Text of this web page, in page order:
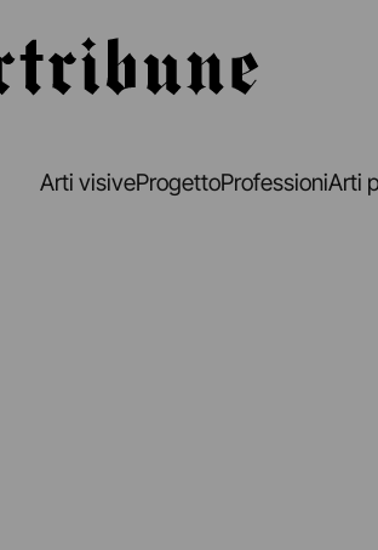
Arti visiveProgettoProfessioniArti